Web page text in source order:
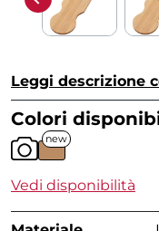
Leggi descrizione
Colori
new
Vedi disponibilità